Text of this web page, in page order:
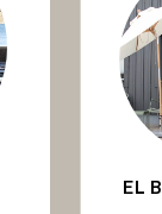
EL